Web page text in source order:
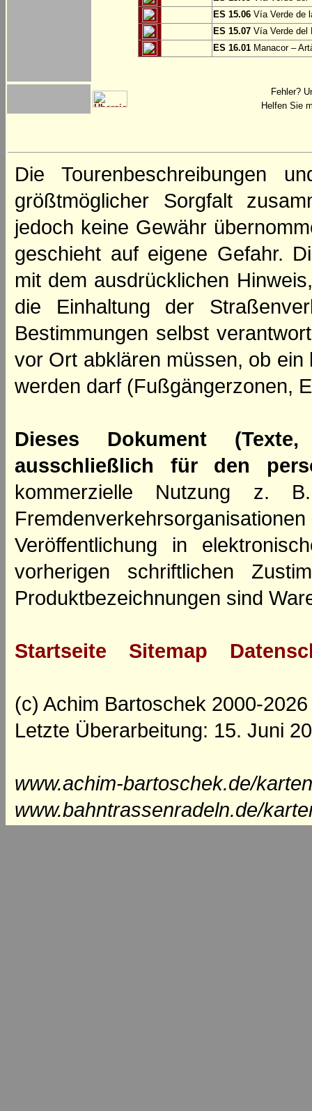
ES 15.06 Vía Verde de
ES 15.07 Vía Verde del
ES 16.01 Manacor –
Fehler?
Helfen Sie
Die Tourenbeschreibungen
größtmöglicher Sorgfalt
jedoch keine Gewähr
geschieht auf eigene Gefahr.
mit dem ausdrücklichen
die Einhaltung der
Bestimmungen selbst
vor Ort abklären müssen, ob
werden darf (Fußgängerzonen,
Dieses Dokument
ausschließlich für den
kommerzielle Nutzung z.
Veröffentlichung in
vorherigen schriftlichen
Produktbezeichnungen sind
Startseite Sitemap
(c) Achim Bartoschek 2000-2026
Letzte Überarbeitung: 15. Juni
www.achim-bartoschek.de/
www.bahntrassenradeln.de/